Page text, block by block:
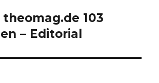
103
– Editorial